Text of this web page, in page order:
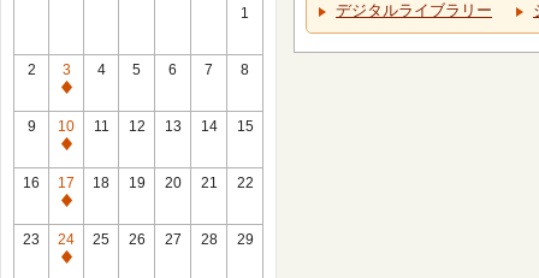
1
2
3
休
館
日
4 5 6 7 8
9
10
休
館
日
11 12 13 14 15
16
17
休
館
日
18 19 20 21 22
23
24
休
25 26 27 28 29
デジタルライブラリー